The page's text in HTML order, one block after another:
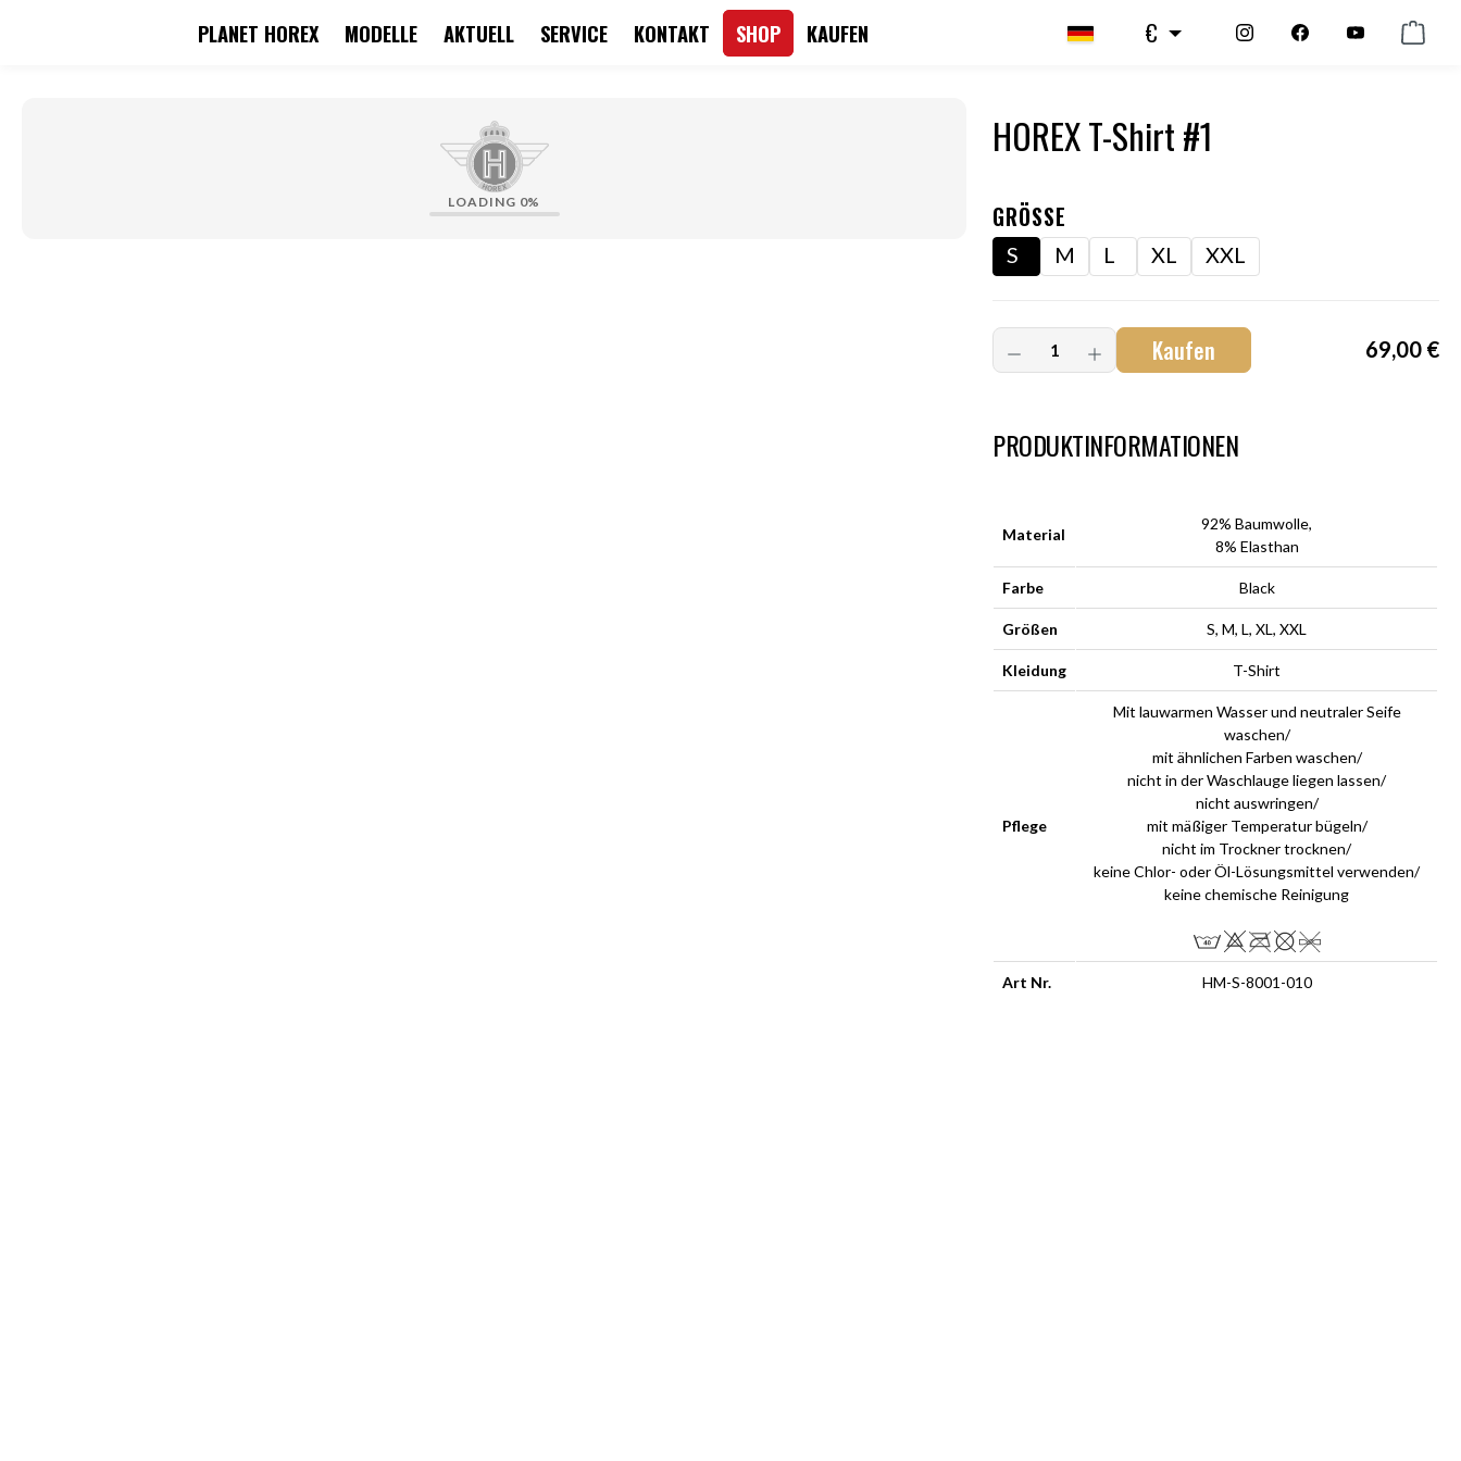
PLANET HOREX MODELLE AKTUELL SERVICE KONTAKT SHOP KAUFEN €
LOADING 0%
HOREX T-Shirt #1
GRÖSSE
S M L XL XXL
Kaufen 69,00 €
PRODUKTINFORMATIONEN
Material
92% Baumwolle,
8% Elasthan
Farbe Black
Größen S, M, L, XL, XXL
Kleidung T-Shirt
Pflege
Mit lauwarmen Wasser und neutraler Seife
waschen/
mit ähnlichen Farben waschen/
nicht in der Waschlauge liegen lassen/
nicht auswringen/
mit mäßiger Temperatur bügeln/
nicht im Trockner trocknen/
keine Chlor- oder Öl-Lösungsmittel verwenden/
keine chemische Reinigung
Art Nr. HM-S-8001-010